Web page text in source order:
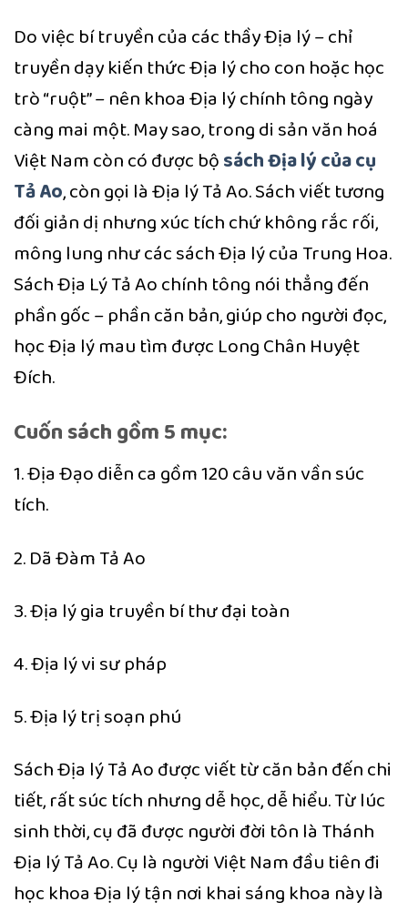
Do việc bí truyền của các thầy Địa lý – chỉ
truyền dạy kiến thức Địa lý cho con hoặc học
trò “ruột” – nên khoa Địa lý chính tông ngày
càng mai một. May sao, trong di sản văn hoá
Việt Nam còn có được bộsách Địa lý của cụ
Tả Ao, còn gọi là Địa lý Tả Ao. Sách viết tương
đối giản dị nhưng xúc tích chứ không rắc rối,
mông lung như các sách Địa lý của Trung Hoa.
Sách Địa Lý Tả Ao chính tông nói thẳng đến
phần gốc – phần căn bản, giúp cho người đọc,
học Địa lý mau tìm được Long Chân Huyệt
Đích.
Cuốn sách gồm 5 mục:
1. Địa Đạo diễn ca gồm 120 câu văn vần súc
tích.
2. Dã Đàm Tả Ao
3. Địa lý gia truyền bí thư đại toàn
4. Địa lý vi sư pháp
5. Địa lý trị soạn phú
Sách Địa lý Tả Ao được viết từ căn bản đến chi
tiết, rất súc tích nhưng dễ học, dễ hiểu. Từ lúc
sinh thời, cụ đã được người đời tôn là Thánh
Địa lý Tả Ao. Cụ là người Việt Nam đầu tiên đi
học khoa Địa lý tận nơi khai sáng khoa này là